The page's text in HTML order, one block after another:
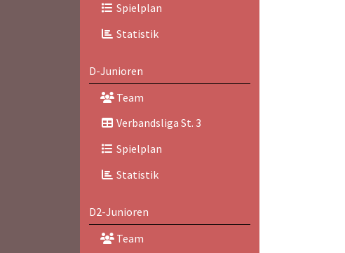
Spielplan
Statistik
D-Junioren
Team
Verbandsliga St. 3
Spielplan
Statistik
D2-Junioren
Team